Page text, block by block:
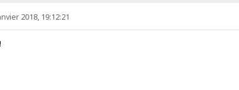
2018, 19:12:21